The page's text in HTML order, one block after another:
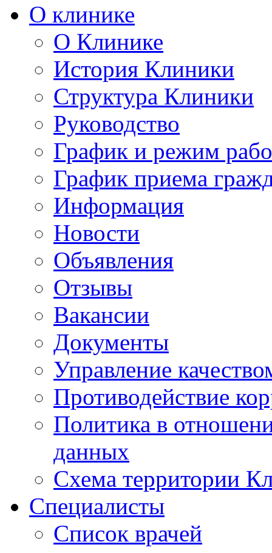
О клинике
О Клинике
История Клиники
Структура Клиники
Руководство
График и режим
График приема
Информация
Новости
Объявления
Отзывы
Вакансии
Документы
Управление
Противодействие
Политика в
данных
Схема территории
Специалисты
Список врачей